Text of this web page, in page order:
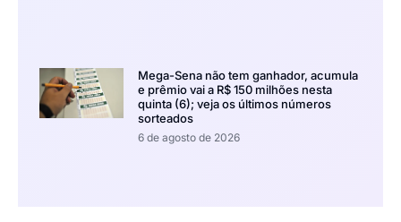
Mega-Sena não tem ganhador, acumula
e prêmio vai a R$ 150 milhões nesta
quinta (6); veja os últimos números
sorteados
6 de agosto de 2026